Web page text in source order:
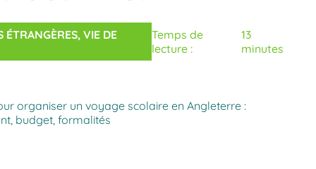
ÉTRANGÈRES, VIE DE
Temps de
lecture :
13
minutes
organiser un voyage scolaire en Angleterre :
budget, formalités